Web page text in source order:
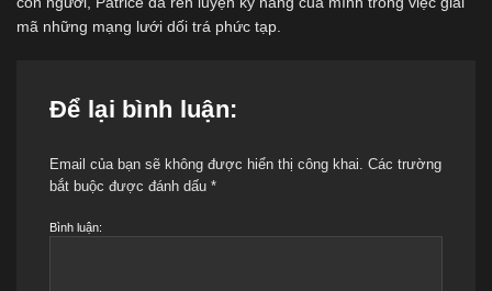
mã những mạng lưới dối trá phức tạp.
Để lại bình luận:
Email của bạn sẽ không được hiển thị công khai. Các trường
bắt buộc được đánh dấu *
Bình luận: